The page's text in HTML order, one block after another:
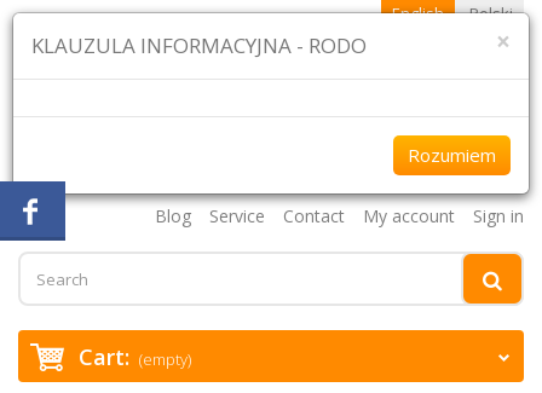
Blog Service Contact My account Sign in
Cart: (empty)
English Polski
×
KLAUZULA INFORMACYJNA - RODO
Rozumiem